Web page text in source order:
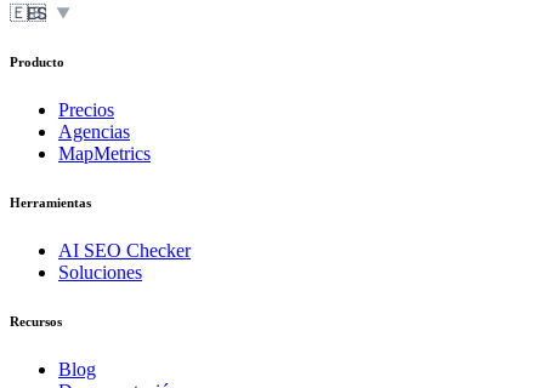
🇪🇸
ES ▼
Producto
Precios
Agencias
MapMetrics
Herramientas
AI SEO Checker
Soluciones
Recursos
Blog